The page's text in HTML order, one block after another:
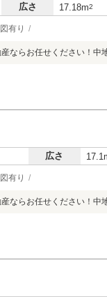
広さ 17.18m2
有り
ならお任せください！中
広さ
有り
ならお任せください！中